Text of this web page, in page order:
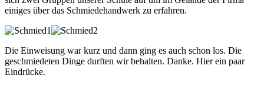
einiges über das Schmiedehandwerk zu erfahren.
Die Einweisung war kurz und dann ging es auch schon los. Die
geschmiedeten Dinge durften wir behalten. Danke. Hier ein paar
Eindrücke.